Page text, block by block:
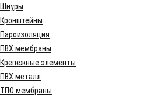
Шнуры
Кронштейны
Пароизоляция
ПВХ мембраны
Крепежные элементы
ПВХ металл
ТПО мембраны